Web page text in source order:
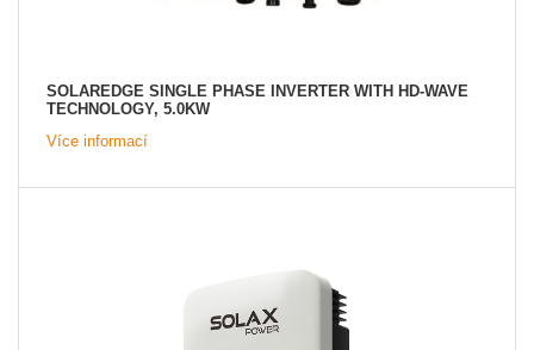
SOLAREDGE SINGLE PHASE INVERTER WITH HD-WAVE
TECHNOLOGY, 5.0KW
Více informací